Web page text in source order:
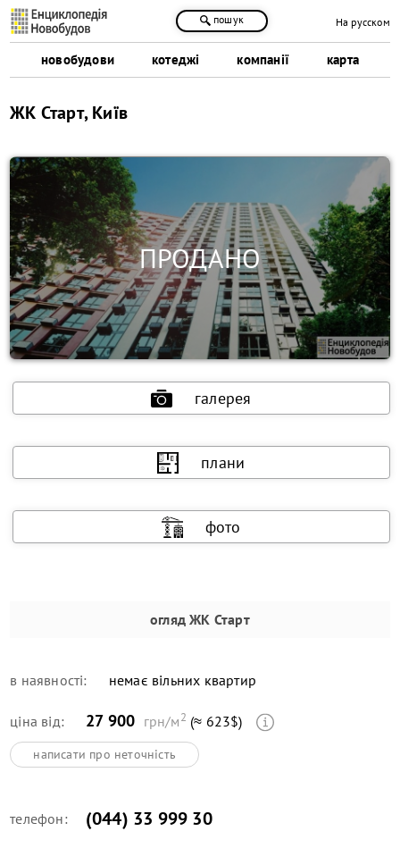
новобудови котеджі компанії карта
пошук На русском
ЖК Старт, Київ
галерея
плани
фото
огляд ЖК Старт
в наявності: немає вільних квартир
ціна від: 27 900 грн/м2 (≈ 623$)
написати про неточність
телефон: (044) 33 999 30